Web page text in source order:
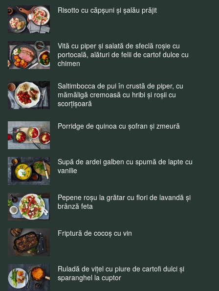
Risotto cu căpșuni și șalău prăjit
Vită cu piper și salată de sfeclă roșie cu
portocală, alături de felii de cartof dulce cu
chimen
Saltimbocca de pui în crustă de piper, cu
mămăligă cremoasă cu hribi și roșii cu
scorțișoară
Porridge de quinoa cu șofran și zmeură
Supă de ardei galben cu spumă de lapte cu
vanilie
Pepene roșu la grătar cu flori de lavandă și
brânză feta
Friptură de cocoș cu vin
Ruladă de vițel cu piure de cartofi dulci și
sparanghel la cuptor